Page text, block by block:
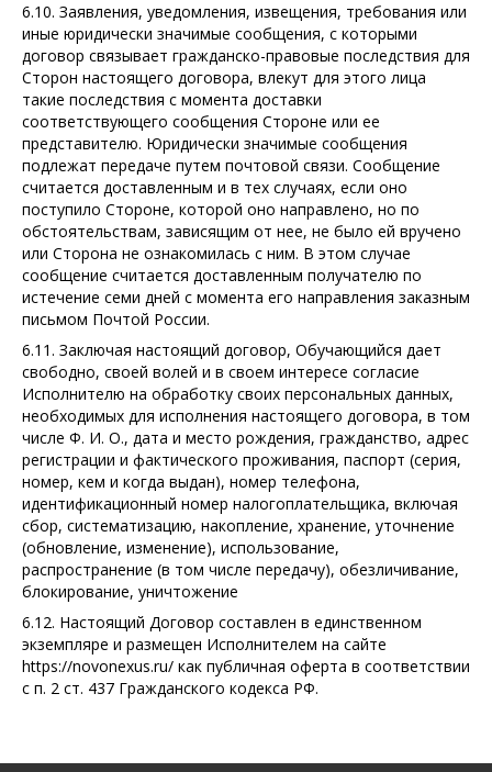
6.10. Заявления, уведомления, извещения, требования или
иные юридически значимые сообщения, с которыми
договор связывает гражданско-правовые последствия для
Сторон настоящего договора, влекут для этого лица
такие последствия с момента доставки
соответствующего сообщения Стороне или ее
представителю. Юридически значимые сообщения
подлежат передаче путем почтовой связи. Сообщение
считается доставленным и в тех случаях, если оно
поступило Стороне, которой оно направлено, но по
обстоятельствам, зависящим от нее, не было ей вручено
или Сторона не ознакомилась с ним. В этом случае
сообщение считается доставленным получателю по
истечение семи дней с момента его направления заказным
письмом Почтой России.
6.11. Заключая настоящий договор, Обучающийся дает
свободно, своей волей и в своем интересе согласие
Исполнителю на обработку своих персональных данных,
необходимых для исполнения настоящего договора, в том
числе Ф. И. О., дата и место рождения, гражданство, адрес
регистрации и фактического проживания, паспорт (серия,
номер, кем и когда выдан), номер телефона,
идентификационный номер налогоплательщика, включая
сбор, систематизацию, накопление, хранение, уточнение
(обновление, изменение), использование,
распространение (в том числе передачу), обезличивание,
блокирование, уничтожение
6.12. Настоящий Договор составлен в единственном
экземпляре и размещен Исполнителем на сайте
https://novonexus.ru/ как публичная оферта в соответствии
с п. 2 ст. 437 Гражданского кодекса РФ.